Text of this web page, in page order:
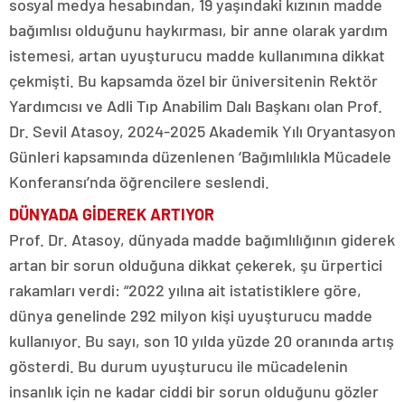
sosyal medya hesabından, 19 yaşındaki kızının madde
bağımlısı olduğunu haykırması, bir anne olarak yardım
istemesi, artan uyuşturucu madde kullanımına dikkat
çekmişti. Bu kapsamda özel bir üniversitenin Rektör
Yardımcısı ve Adli Tıp Anabilim Dalı Başkanı olan Prof.
Dr. Sevil Atasoy, 2024-2025 Akademik Yılı Oryantasyon
Günleri kapsamında düzenlenen ‘Bağımlılıkla Mücadele
Konferansı’nda öğrencilere seslendi.
DÜNYADA GİDEREK ARTIYOR
Prof. Dr. Atasoy, dünyada madde bağımlılığının giderek
artan bir sorun olduğuna dikkat çekerek, şu ürpertici
rakamları verdi: “2022 yılına ait istatistiklere göre,
dünya genelinde 292 milyon kişi uyuşturucu madde
kullanıyor. Bu sayı, son 10 yılda yüzde 20 oranında artış
gösterdi. Bu durum uyuşturucu ile mücadelenin
insanlık için ne kadar ciddi bir sorun olduğunu gözler